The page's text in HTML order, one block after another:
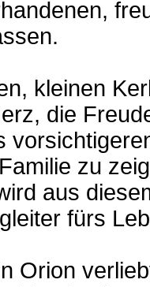
kleinen
die
zu
aus
fürs
Orion